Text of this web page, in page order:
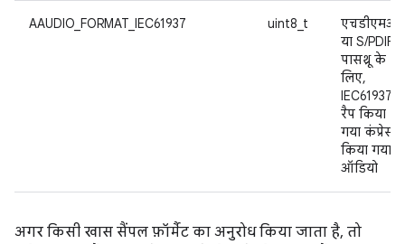
AAUDIO_FORMAT_IEC61937 uint8_t
या S/PDIF
पासथ्रू के
लिए,
IEC61937 में
रैप किया
गया कंप्रेस
किया गया
ऑडियो
अगर किसी खास सैंपल फ़ॉर्मैट का अनुरोध किया जाता है, तो